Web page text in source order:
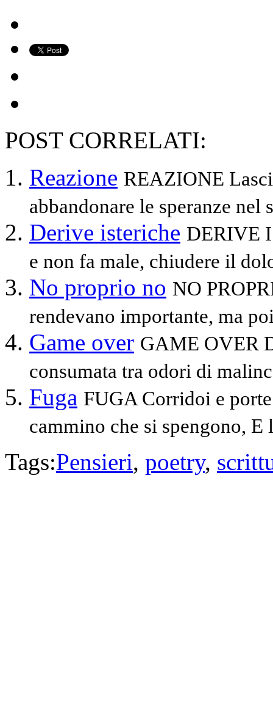
POST CORRELATI:
Reazione REAZIONE
abbandonare le speranze nel
Derive isteriche DERIVE
e non fa male, chiudere il
No proprio no NO
rendevano importante, ma
Game over GAME OVER
consumata tra odori di
Fuga FUGA Corridoi e
cammino che si spengono, E
Tags:Pensieri, poetry,